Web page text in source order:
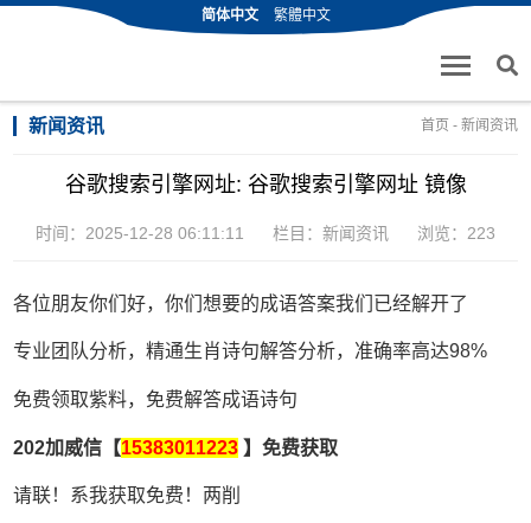
简体中文 繁體中文
新闻资讯 首页 - 新闻资讯
谷歌搜索引擎网址: 谷歌搜索引擎网址 镜像
时间：2025-12-28 06:11:11 栏目： 新闻资讯 浏览：223
各位朋友你们好，你们想要的成语答案我们已经解开了
专业团队分析，精通生肖诗句解答分析，准确率高达98%
免费领取紫料，免费解答成语诗句
202加威信【15383011223 】免费获取
请联！系我获取免费！两削